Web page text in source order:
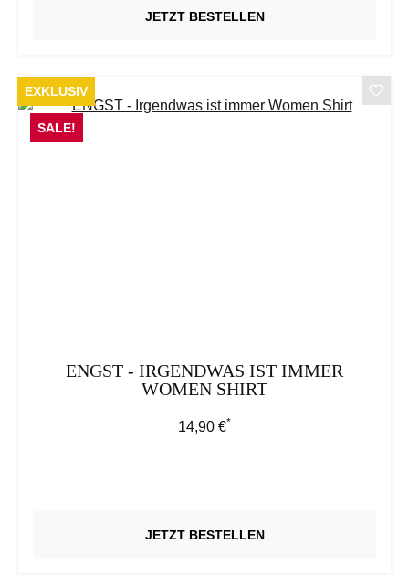
JETZT BESTELLEN
EXKLUSIV
SALE!
ENGST - IRGENDWAS IST IMMER
WOMEN SHIRT
Regulärer Preis:
14,90 €*
JETZT BESTELLEN